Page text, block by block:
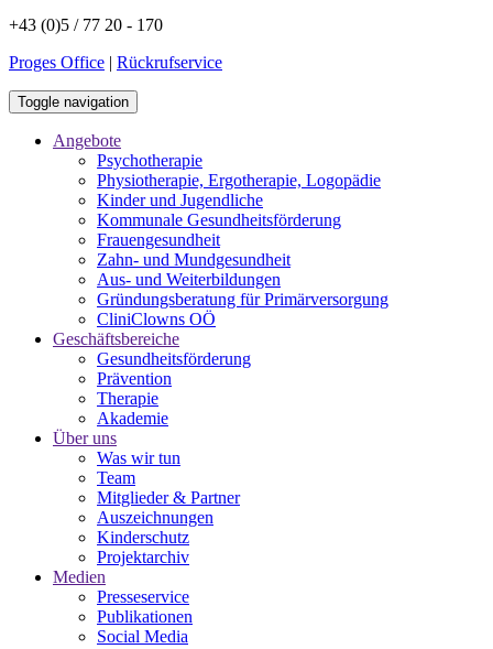
+43 (0)5 / 77 20 - 170
Proges Office | Rückrufservice
Toggle navigation
Angebote
Psychotherapie
Physiotherapie, Ergotherapie, Logopädie
Kinder und Jugendliche
Kommunale Gesundheitsförderung
Frauengesundheit
Zahn- und Mundgesundheit
Aus- und Weiterbildungen
Gründungsberatung für Primärversorgung
CliniClowns OÖ
Geschäftsbereiche
Gesundheitsförderung
Prävention
Therapie
Akademie
Über uns
Was wir tun
Team
Mitglieder & Partner
Auszeichnungen
Kinderschutz
Projektarchiv
Medien
Presseservice
Publikationen
Social Media